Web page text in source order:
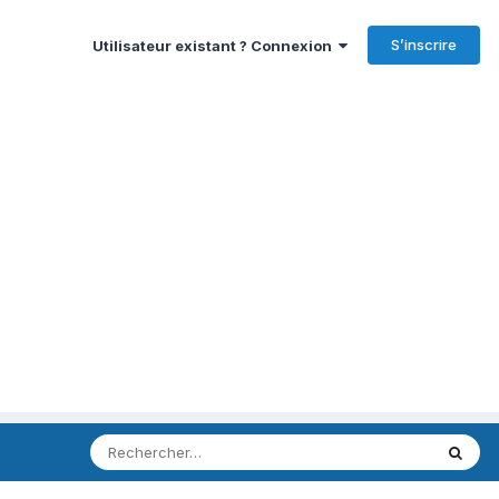
Utilisateur existant ? Connexion S’inscrire